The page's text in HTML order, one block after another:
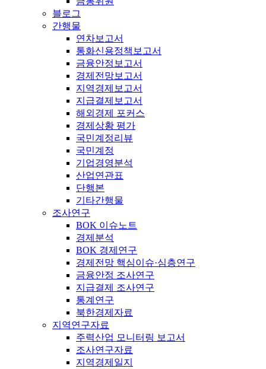
블로그
간행물
연차보고서
통화신용정책보고서
금융안정보고서
경제전망보고서
지역경제보고서
지급결제보고서
해외경제 포커스
경제상황 평가
국민계정리뷰
국민계정
기업경영분석
산업연관표
단행본
기타간행물
조사연구
BOK 이슈노트
경제분석
BOK 경제연구
경제전망 핵심이슈·심층연구
금융안정 조사연구
지급결제 조사연구
통계연구
북한경제자료
지역연구자료
주력산업 모니터링 보고서
조사연구자료
지역경제일지